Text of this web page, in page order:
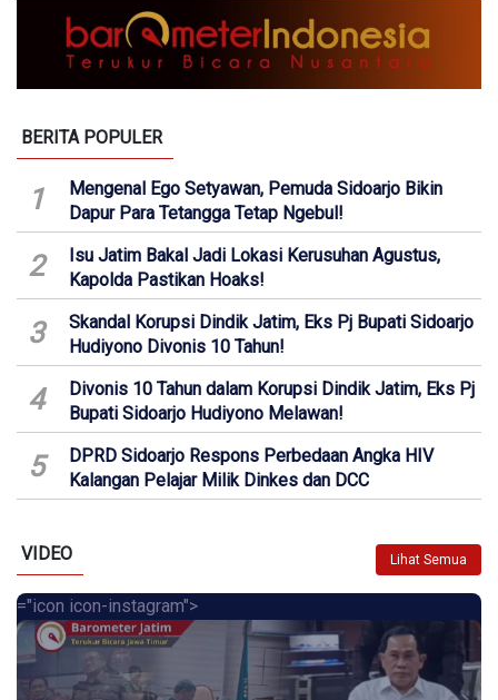
BERITA POPULER
1
Mengenal Ego Setyawan, Pemuda Sidoarjo Bikin
Dapur Para Tetangga Tetap Ngebul!
2
Isu Jatim Bakal Jadi Lokasi Kerusuhan Agustus,
Kapolda Pastikan Hoaks!
3
Skandal Korupsi Dindik Jatim, Eks Pj Bupati Sidoarjo
Hudiyono Divonis 10 Tahun!
4
Divonis 10 Tahun dalam Korupsi Dindik Jatim, Eks Pj
Bupati Sidoarjo Hudiyono Melawan!
5
DPRD Sidoarjo Respons Perbedaan Angka HIV
Kalangan Pelajar Milik Dinkes dan DCC
VIDEO Lihat Semua
="icon icon-instagram">